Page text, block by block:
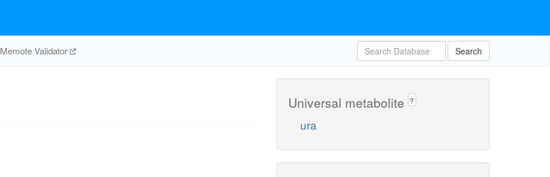
Memote Validator Search
Universal metabolite ?
ura